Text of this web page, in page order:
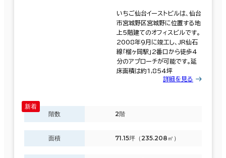
いちご仙台イーストビルは、仙台
市宮城野区宮城野に位置する地
上5階建てのオフィスビルです。
2008年9月に竣工し、JR仙石
線「榴ヶ岡駅」2番口から徒歩4
分のアプローチが可能です。延
床面積は約1,854坪
詳細を見る
階数 2階
面積 71.15坪（235.208㎡）